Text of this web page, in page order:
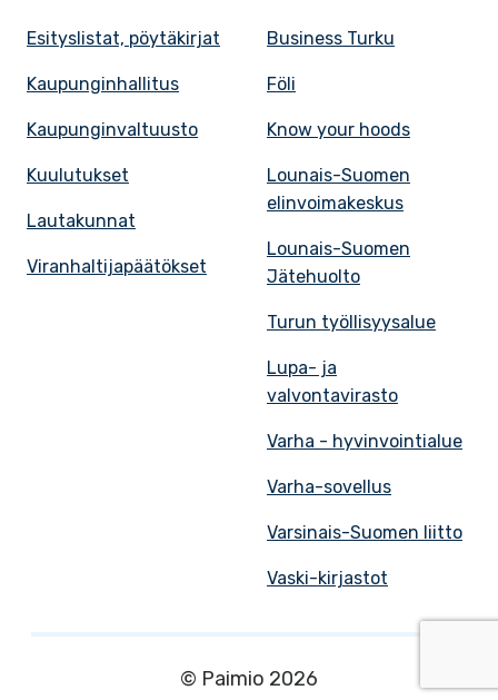
Esityslistat, pöytäkirjat
Kaupunginhallitus
Kaupunginvaltuusto
Kuulutukset
Lautakunnat
Viranhaltijapäätökset
Business Turku
Föli
Know your hoods
Lounais-Suomen
elinvoimakeskus
Lounais-Suomen
Jätehuolto
Turun työllisyysalue
Lupa- ja
valvontavirasto
Varha - hyvinvointialue
Varha-sovellus
Varsinais-Suomen liitto
Vaski-kirjastot
© Paimio 2026